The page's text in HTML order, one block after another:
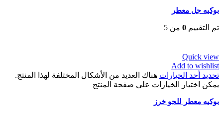
بوكيه جل معطر
تم التقييم 0 من 5
Quick view
Add to wishlist
تحديد أحد الخيارات هناك العديد من الأشكال المختلفة لهذا المنتج.
يمكن اختيار الخيارات على صفحة المنتج
بوكيه معطر للجو خرز